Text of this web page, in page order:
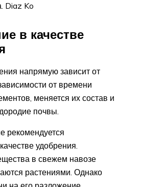
Diaz Ko
в качестве
напрямую зависит от
от времени
меняется их состав и
почвы.
рекомендуется
удобрения.
в свежем навозе
растениями. Однако